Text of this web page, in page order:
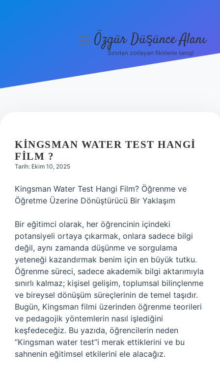
Hakkımızda
menüyüÖzgür Düşünce Alanı
Sınırları zorlayan fikirlerle tanış!
KINGSMAN WATER TEST HANGI
FILM ?
Tarih: Ekim 10, 2025
Kingsman Water Test Hangi Film? Öğrenme ve
Öğretme Üzerine Dönüştürücü Bir Yaklaşım
Bir eğitimci olarak, her öğrencinin içindeki
potansiyeli ortaya çıkarmak, onlara sadece bilgi
değil, aynı zamanda düşünme ve sorgulama
yeteneği kazandırmak benim için en büyük tutku.
Öğrenme süreci, sadece akademik bilgi aktarımıyla
sınırlı kalmaz; kişisel gelişim, toplumsal bilinçlenme
ve bireysel dönüşüm süreçlerinin de temel taşıdır.
Bugün, Kingsman filmi üzerinden öğrenme teorileri
ve pedagojik yöntemlerin nasıl işlediğini
keşfedeceğiz. Bu yazıda, öğrencilerin neden
“Kingsman water test”i merak ettiklerini ve bu
sahnenin eğitimsel etkilerini ele alacağız.